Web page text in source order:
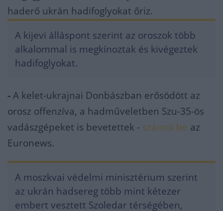
haderő ukrán hadifoglyokat őriz.
A kijevi álláspont szerint az oroszok több
alkalommal is megkínoztak és kivégeztek
hadifoglyokat.
-A kelet-ukrajnai Donbászban erősödött az
orosz offenzíva, a hadműveletben Szu-35-ös
vadászgépeket is bevetettek - számol be az
Euronews.
A moszkvai védelmi minisztérium szerint
az ukrán hadsereg több mint kétezer
embert vesztett Szoledar térségében,